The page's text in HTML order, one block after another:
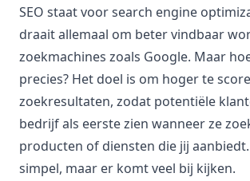
SEO staat voor search engine
draait allemaal om beter vindbaar
zoekmachines zoals Google. Maar
precies? Het doel is om hoger te
zoekresultaten, zodat potentiële
bedrijf als eerste zien wanneer ze
producten of diensten die jij
simpel, maar er komt veel bij kijken.